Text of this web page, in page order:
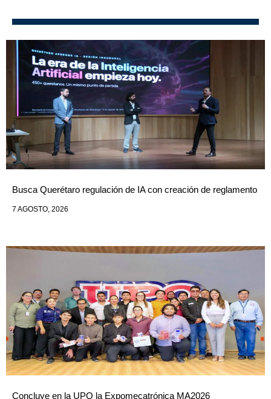
Busca Querétaro regulación de IA con creación de reglamento
7 AGOSTO, 2026
Concluye en la UPQ la Expomecatrónica MA2026